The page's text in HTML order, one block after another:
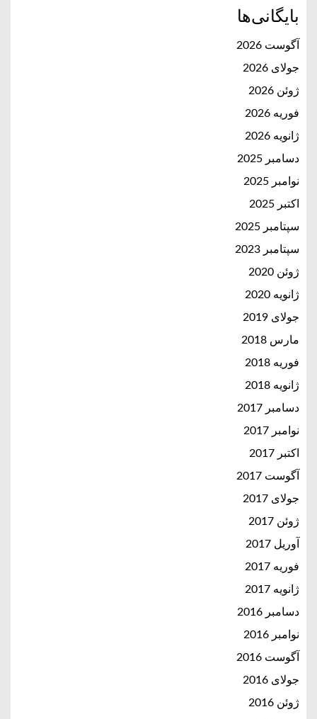
بایگانی‌ها
آگوست 2026
جولای 2026
ژوئن 2026
فوریه 2026
ژانویه 2026
دسامبر 2025
نوامبر 2025
اکتبر 2025
سپتامبر 2025
سپتامبر 2023
ژوئن 2020
ژانویه 2020
جولای 2019
مارس 2018
فوریه 2018
ژانویه 2018
دسامبر 2017
نوامبر 2017
اکتبر 2017
آگوست 2017
جولای 2017
ژوئن 2017
آوریل 2017
فوریه 2017
ژانویه 2017
دسامبر 2016
نوامبر 2016
آگوست 2016
جولای 2016
ژوئن 2016